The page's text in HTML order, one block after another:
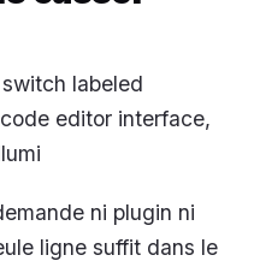
labeled
code editor interface,
ni plugin ni
ligne suffit dans le